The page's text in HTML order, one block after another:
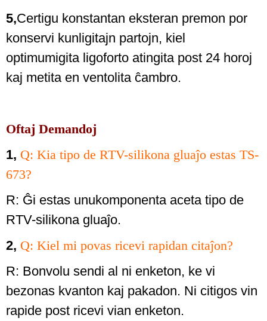
5,Certigu konstantan eksteran premon por
konservi kunligitajn partojn, kiel
optimumigita ligoforto atingita post 24 horoj
kaj metita en ventolita ĉambro.
Oftaj Demandoj
1, Q: Kia tipo de RTV-silikona gluaĵo estas TS-
673?
R: Ĝi estas unukomponenta aceta tipo de
RTV-silikona gluaĵo.
2, Q: Kiel mi povas ricevi rapidan citaĵon?
R: Bonvolu sendi al ni enketon, ke vi
bezonas kvanton kaj pakadon. Ni citigos vin
rapide post ricevi vian enketon.